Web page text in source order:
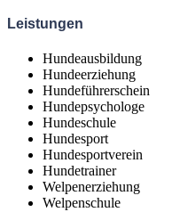
Leistungen
Hundeausbildung
Hundeerziehung
Hundeführerschein
Hundepsychologe
Hundeschule
Hundesport
Hundesportverein
Hundetrainer
Welpenerziehung
Welpenschule